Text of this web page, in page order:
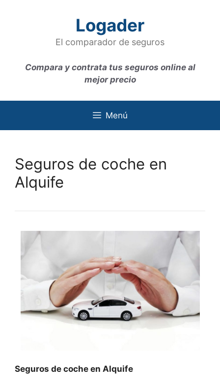
Logader
El comparador de seguros
Compara y contrata tus seguros online al
mejor precio
Menú
Seguros de coche en
Alquife
Seguros de coche en Alquife